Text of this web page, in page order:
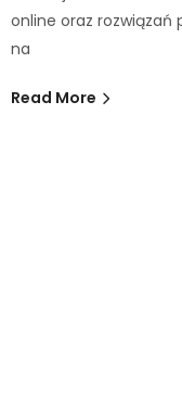
online oraz
na
Read More